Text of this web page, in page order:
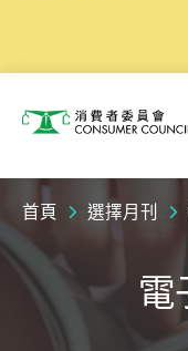
消費者委員會
首頁 選擇月刊
電